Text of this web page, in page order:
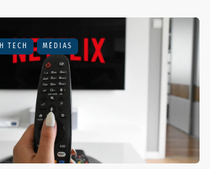
TECH MÉDIAS